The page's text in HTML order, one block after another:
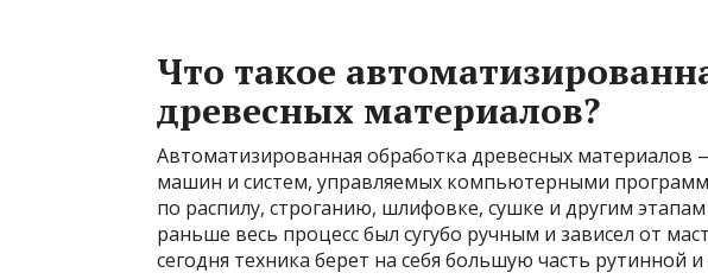
Что такое
древесных материалов?
Автоматизированная обработка древесных материалов
машин и систем, управляемых компьютерными
по распилу, строганию, шлифовке, сушке и другим
раньше весь процесс был сугубо ручным и зависел от
сегодня техника берет на себя большую часть рутинной